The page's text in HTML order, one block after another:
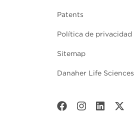
Patents
Política de privacidad
Sitemap
Danaher Life Sciences